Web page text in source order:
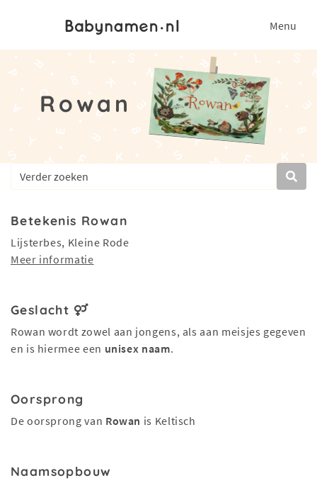
Menu
Rowan
Betekenis Rowan
Lijsterbes, Kleine Rode
Meer informatie
Geslacht
Rowan wordt zowel aan jongens, als aan meisjes gegeven
en is hiermee een unisex naam.
Oorsprong
De oorsprong van Rowan is Keltisch
Naamsopbouw